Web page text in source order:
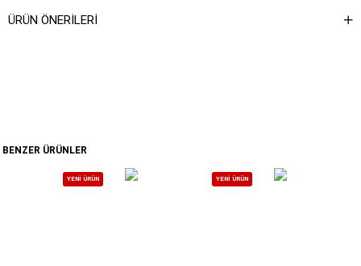
ÜRÜN ÖNERILERI
BENZER ÜRÜNLER
YENI ÜRÜN YENI ÜRÜN